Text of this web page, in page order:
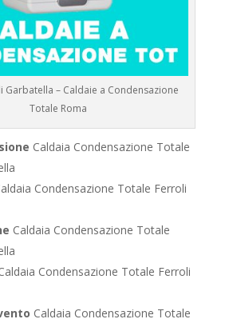
Garbatella – Caldaie a Condensazione
Totale Roma
Caldaia Condensazione Totale
Condensazione Totale Ferroli
Caldaia Condensazione Totale
Condensazione Totale Ferroli
Caldaia Condensazione Totale